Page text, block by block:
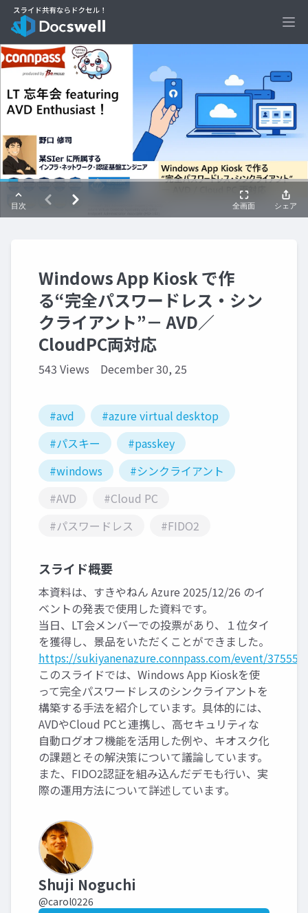
Windows App Kiosk で作
る“完全パスワードレス・シン
クライアント”－ AVD／
CloudPC両対応
543 Views December 30, 25
#avd
#azure virtual desktop
#パスキー
#passkey
#windows
#シンクライアント
#AVD
#Cloud PC
#パスワードレス
#FIDO2
スライド概要
本資料は、すきやねん Azure 2025/12/26 のイ
ベントの発表で使用した資料です。
当日、LT会メンバーでの投票があり、１位タイ
を獲得し、景品をいただくことができました。
https://sukiyanenazure.connpass.com/event/375556/
このスライドでは、Windows App Kioskを使
って完全パスワードレスのシンクライアントを
構築する手法を紹介しています。具体的には、
AVDやCloud PCと連携し、高セキュリティな
自動ログオフ機能を活用した例や、キオスク化
の課題とその解決策について議論しています。
また、FIDO2認証を組み込んだデモも行い、実
際の運用方法について詳述しています。
Shuji Noguchi
@carol0226